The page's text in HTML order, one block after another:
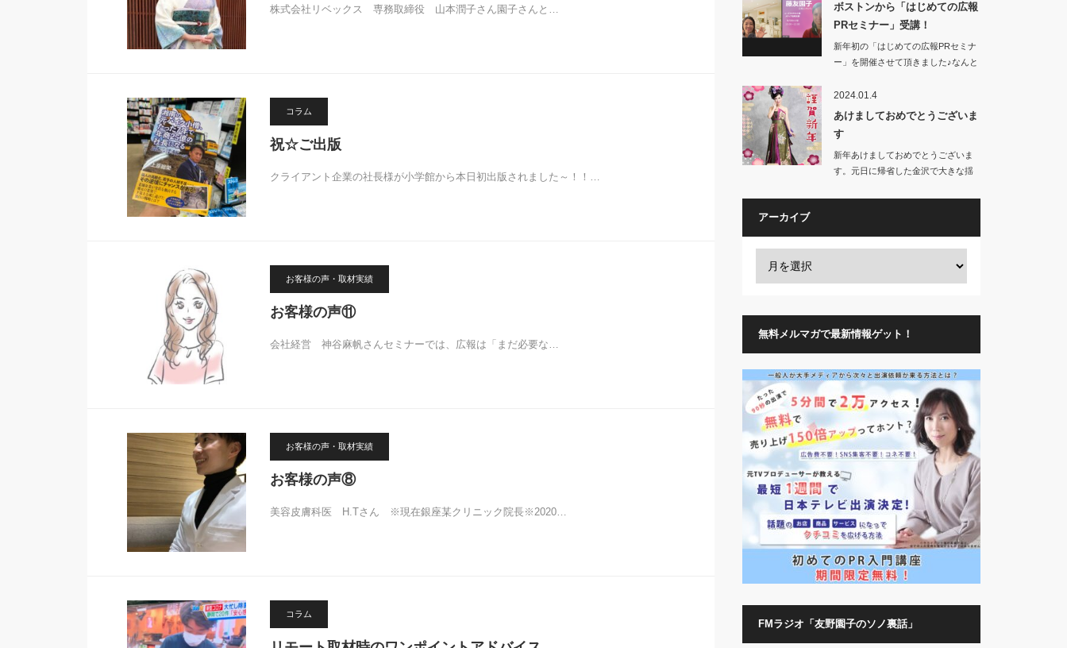
株式会社リベックス 専務取締役 山本潤子さん園子さんと…
コラム
祝☆ご出版
クライアント企業の社長様が小学館から本日初出版されました～！！…
お客様の声・取材実績
お客様の声⑪
会社経営 神谷麻帆さんセミナーでは、広報は「まだ必要な…
お客様の声・取材実績
お客様の声⑧
美容皮膚科医 H.Tさん ※現在銀座某クリニック院長※2020…
コラム
ボストンから「はじめての広報
PRセミナー」受講！
新年初の「はじめての広報PRセミナ
ー」を開催させて頂きました♪なんと
2024.01.4
あけましておめでとうございま
す
新年あけましておめでとうございま
す。元日に帰省した金沢で大きな揺
アーカイブ
無料メルマガで最新情報ゲット！
FMラジオ「友野園子のソノ裏話」